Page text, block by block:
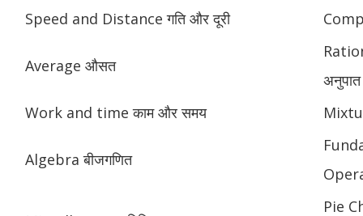
Speed and Distance गति और दूरी
Average औसत
अनुपात
Work and time काम और समय
Algebra बीजगणित
Pie